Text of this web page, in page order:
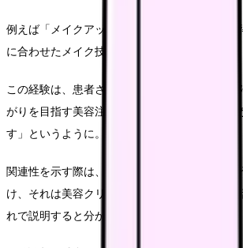
例えば「メイクアップアーティストの資格を取
に合わせたメイク技術を学んできました。
この経験は、患者さんの顔の特徴を理解し、よ
がりを目指す美容注射やフェイシャルケアに活
す」というように。
関連性を示す際は、「〜という経験から〜とい
け、それは美容クリニックでの〜という場面で
れで説明すると分かりやすくなります。